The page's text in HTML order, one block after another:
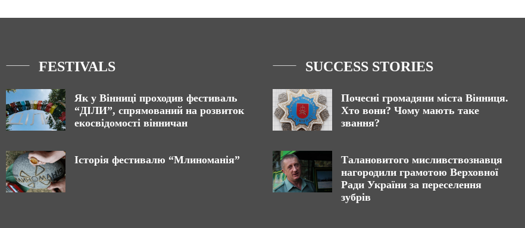
FESTIVALS
Як у Вінниці проходив фестиваль
“ДІЛИ”, спрямований на розвиток
екосвідомості вінничан
Історія фестивалю “Млиноманія”
SUCCESS STORIES
Почесні громадяни міста Вінниця.
Хто вони? Чому мають таке
звання?
Талановитого мисливствознавця
нагородили грамотою Верховної
Ради України за переселення
зубрів